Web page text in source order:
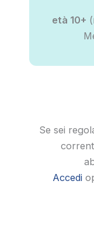
età 10+
Se sei
Accedi